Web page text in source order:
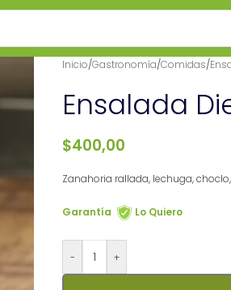
Inicio/Gastronomía/Comidas/
Ensalada
$400,00
Zanahoria rallada, lechuga,
Garantía Lo Quiero
- +